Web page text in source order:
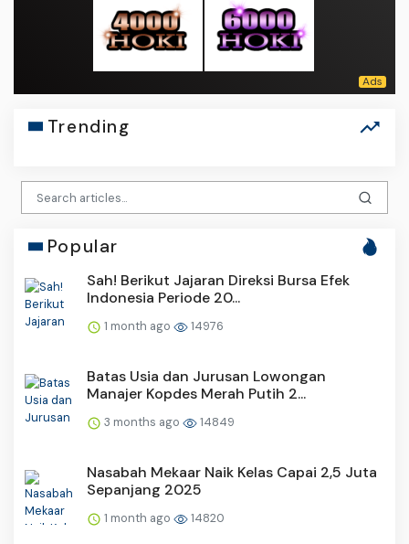
Trending
Popular
Sah! Berikut Jajaran Direksi Bursa Efek
Indonesia Periode 20...
1 month ago 14976
Batas Usia dan Jurusan Lowongan
Manajer Kopdes Merah Putih 2...
3 months ago 14849
Nasabah Mekaar Naik Kelas Capai 2,5 Juta
Sepanjang 2025
1 month ago 14820